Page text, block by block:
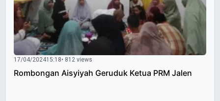
17/04/202415:18• 812 views
Rombongan Aisyiyah Geruduk Ketua PRM Jalen